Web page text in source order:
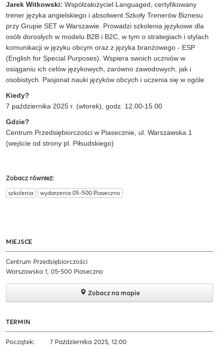
Jarek Witkowski: Współzałożyciel Languaged, certyfikowany
trener języka angielskiego i absolwent Szkoły Trenerów Biznesu
przy Grupie SET w Warszawie. Prowadzi szkolenia językowe dla
osób dorosłych w modelu B2B i B2C, w tym o strategiach i stylach
komunikacji w języku obcym oraz z języka branżowego - ESP
(English for Special Purposes). Wspiera swoich uczniów w
osiąganiu ich celów językowych, zarówno zawodowych, jak i
osobistych. Pasjonat nauki języków obcych i uczenia się w ogóle.
Kiedy?
7 października 2025 r. (wtorek), godz. 12.00-15.00
Gdzie?
Centrum Przedsiębiorczości w Piasecznie, ul. Warszawska 1
(wejście od strony pl. Piłsudskiego)
Zobacz również:
szkolenia wydarzenia 05-500 Piaseczno
MIEJSCE
Centrum Przedsiębiorczości
Warszawska 1, 05-500 Piaseczno
Zobacz na mapie
TERMIN
Początek:
7 Października 2025, 12:00